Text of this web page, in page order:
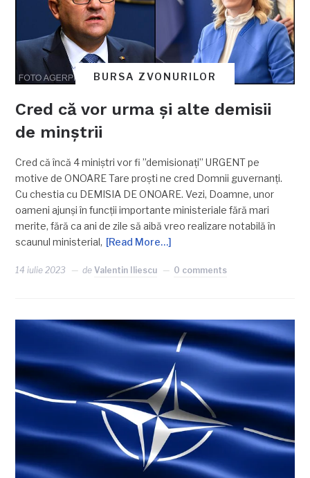
BURSA ZVONURILOR
Cred că vor urma și alte demisii
de minștrii
Cred că încă 4 miniștri vor fi ”demisionați” URGENT pe
motive de ONOARE Tare proști ne cred Domnii guvernanți.
Cu chestia cu DEMISIA DE ONOARE. Vezi, Doamne, unor
oameni ajunși în funcții importante ministeriale fără mari
merite, fără ca ani de zile să aibă vreo realizare notabilă în
scaunul ministerial, [Read More…]
14 iulie 2023 deValentin Iliescu 0 comments